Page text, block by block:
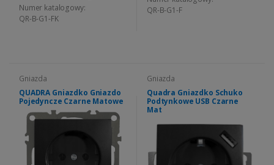
Numer katalogowy:
QR-B-G1-FK
QR-B-G1-F
Gniazda
QUADRA Gniazdko Gniazdo
Pojedyncze Czarne Matowe
Gniazda
Quadra Gniazdko Schuko
Podtynkowe USB Czarne
Mat